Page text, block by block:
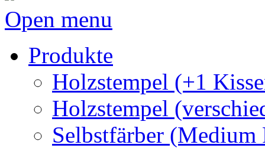
Open menu
Produkte
Holzstempel (+1
Holzstempel
Selbstfärber (Medium